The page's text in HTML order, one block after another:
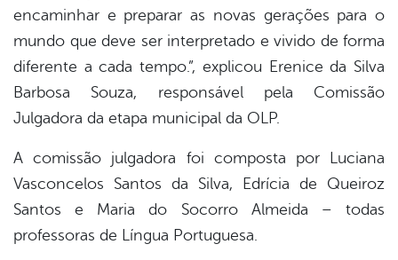
encaminhar e preparar as novas gerações para o
mundo que deve ser interpretado e vivido de forma
diferente a cada tempo.”, explicou Erenice da Silva
Barbosa Souza, responsável pela Comissão
Julgadora da etapa municipal da OLP.
A comissão julgadora foi composta por Luciana
Vasconcelos Santos da Silva, Edrícia de Queiroz
Santos e Maria do Socorro Almeida – todas
professoras de Língua Portuguesa.